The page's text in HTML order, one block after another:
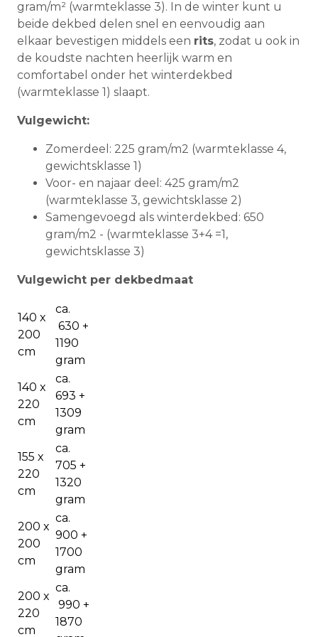
gram/m² (warmteklasse 3). In de winter kunt u
beide dekbed delen snel en eenvoudig aan
elkaar bevestigen middels een rits, zodat u ook in
de koudste nachten heerlijk warm en
comfortabel onder het winterdekbed
(warmteklasse 1) slaapt.
Vulgewicht:
Zomerdeel: 225 gram/m2 (warmteklasse 4,
gewichtsklasse 1)
Voor- en najaar deel: 425 gram/m2
(warmteklasse 3, gewichtsklasse 2)
Samengevoegd als winterdekbed: 650
gram/m2 - (warmteklasse 3+4 =1,
gewichtsklasse 3)
Vulgewicht per dekbedmaat
140 x
200
cm
ca.
630 +
1190
gram
140 x
220
cm
ca.
693 +
1309
gram
155 x
220
cm
ca.
705 +
1320
gram
200 x
200
cm
ca.
900 +
1700
gram
200 x
220
cm
ca.
990 +
1870